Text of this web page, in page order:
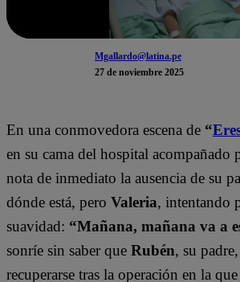
Mgallardo@latina.pe
27 de noviembre 2025
En una conmovedora escena de “
en su cama del hospital acompañado
nota de inmediato la ausencia de su
dónde está, pero Valeria, intentando
suavidad: “Mañana, mañana va a
sonríe sin saber que Rubén, su
recuperarse tras la operación en la